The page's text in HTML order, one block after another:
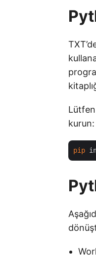
kurun:
pip